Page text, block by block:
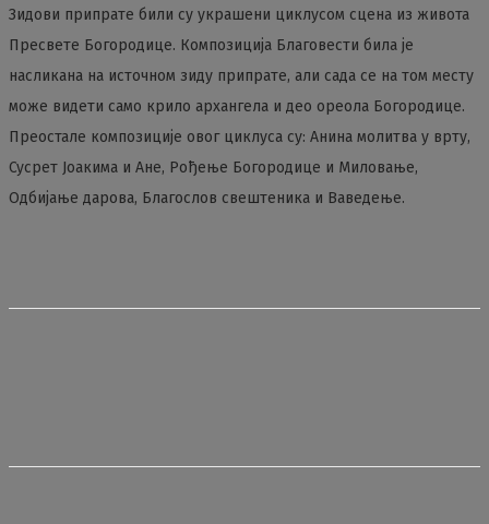
Зидови припрате били су украшени циклусом сцена из живота
Пресвете Богородице. Композиција Благовести била је
насликана на источном зиду припрате, али сада се на том месту
може видети само крило архангела и део ореола Богородице.
Преостале композиције овог циклуса су: Анина молитва у врту,
Сусрет Јоакима и Ане, Рођење Богородице и Миловање,
Одбијање дарова, Благослов свештеника и Ваведење.